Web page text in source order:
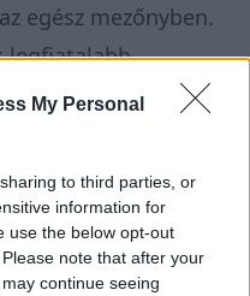
My Personal
to third parties, or
information for
use the below opt-out
note that after your
continue seeing
egész mezőnyben.
legfiatalabb
mezőny harmadik
Bence (Zengő
lett.